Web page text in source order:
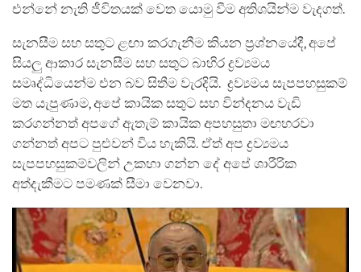
එන්නේ නැති ජීවිතයක් වෙත යොමු වීම අතිශයින්ම වැදගත්.
සැනසීම සහ සතුට ළඟා කරගැනීම කියන ප්‍රශ්නයේදී, අපේ
සියලු ආකාර සැනසීම සහ සතුට බාහිර ද්‍රව්‍යමය
සමෘද්ධියෙන්ම එන බව සිතීම වැරදියි. ද්‍රව්‍යමය සැපපහසුකම්
මත යැපුණාම, අපේ කායික සතුට සහ වින්දනය වැඩි
කරගන්නත් අපගේ ඇතැම් කායික අපහසුතා මඟහරවා
ගන්නත් අපට පුළුවන් විය හැකියි. ඒත් අප ද්‍රව්‍යමය
සැපපහසුකම්වලින් උකහා ගන්න දේ අපේ ශාරීරික
අත්දැකීමට පමණක් සීමා වෙනවා.